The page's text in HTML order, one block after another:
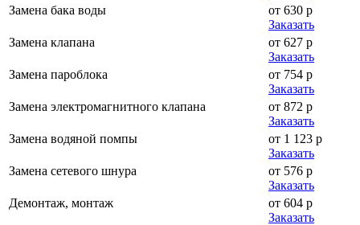
Замена бака воды
от 630 р
Заказать
Замена клапана
от 627 р
Заказать
Замена пароблока
от 754 р
Заказать
Замена электромагнитного клапана
от 872 р
Заказать
Замена водяной помпы
от 1 123 р
Заказать
Замена сетевого шнура
от 576 р
Заказать
Демонтаж, монтаж
от 604 р
Заказать